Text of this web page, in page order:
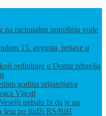
na racionalnu potrošnju vode
15. avgusta, prijave u
ordiniraju u Domu zdravlja
godina prijateljstva
Vijesti
trebalo bi da je na
šeta po Ilidži RS/BiH